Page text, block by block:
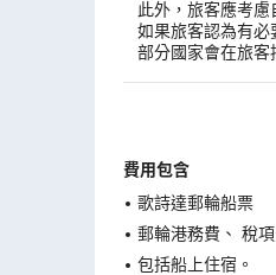
此外，旅客應考
如果旅客認為有必
部分國家會在旅客
費用包含
歌詩達郵輪船票
郵輪港務費、 稅項
包括船上住宿。